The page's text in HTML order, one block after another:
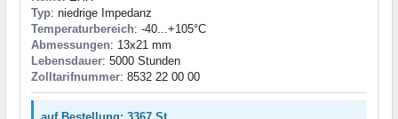
Typ: niedrige Impedanz
Temperaturbereich: -40...+105°C
Abmessungen: 13x21 mm
Lebensdauer: 5000 Stunden
Zolltarifnummer: 8532 22 00 00